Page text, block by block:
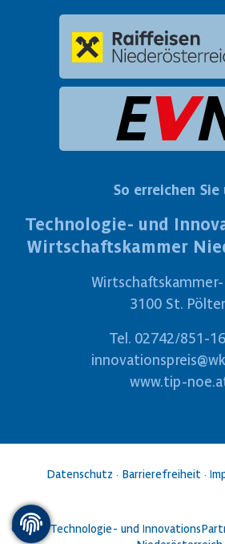
So erreichen Sie
Technologie- und
Wirtschaftskammer
Wirtschaftskammer-
3100 St.
Tel. 02742/851-
www.tip-
Datenschutz · Barrierefreiheit ·
©2026 Technologie- und